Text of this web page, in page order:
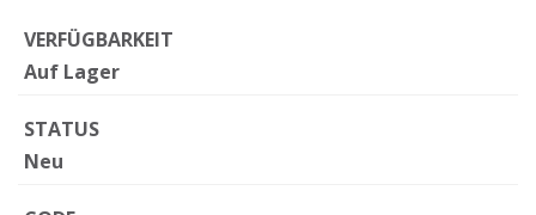
VERFÜGBARKEIT
Auf Lager
STATUS
Neu